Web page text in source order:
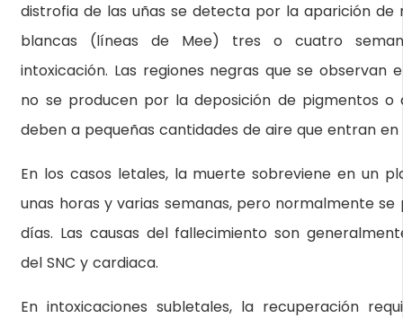
distrofia de las uñas se detecta por la aparición de
blancas (líneas de Mee) tres o cuatro
intoxicación. Las regiones negras que se observan
no se producen por la deposición de pigmentos o
deben a pequeñas cantidades de aire que entran
En los casos letales, la muerte sobreviene en un
unas horas y varias semanas, pero normalmente se
días. Las causas del fallecimiento son
del SNC y cardiaca.
En intoxicaciones subletales, la recuperación